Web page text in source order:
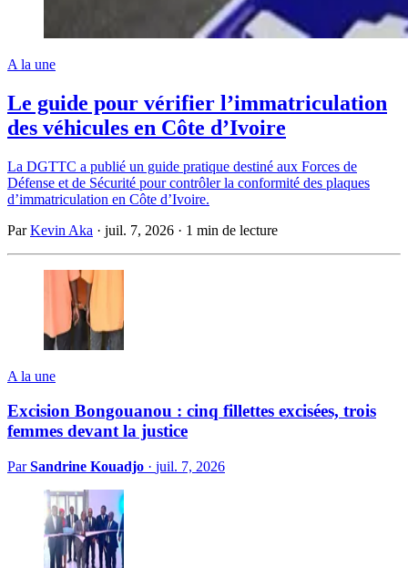
A la une
Le guide pour vérifier l’immatriculation
des véhicules en Côte d’Ivoire
La DGTTC a publié un guide pratique destiné aux Forces de
Défense et de Sécurité pour contrôler la conformité des plaques
d’immatriculation en Côte d’Ivoire.
ParKevin Aka · juil. 7, 2026 · 1 min de lecture
A la une
Excision Bongouanou : cinq fillettes excisées, trois
femmes devant la justice
ParSandrine Kouadjo · juil. 7, 2026